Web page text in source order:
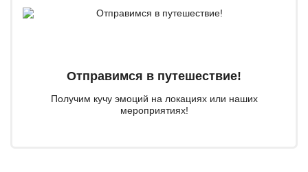
Отправимся в путешествие!
Получим кучу эмоций на локациях или наших
мероприятиях!